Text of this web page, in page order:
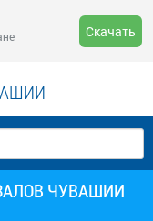
Скачать
ЧУВАШИИ